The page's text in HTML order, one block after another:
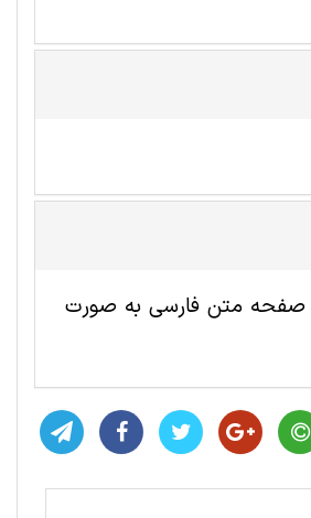
این مقاله ترجمه شده مهندسی برق شامل 8 صفحه انگلیسی به صورت پی دی اف و 27 صفحه متن فارسی به صورت